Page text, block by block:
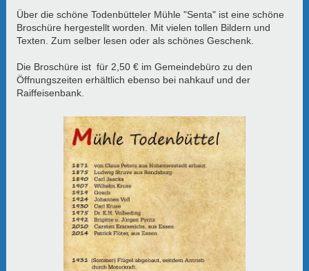
Über die schöne Todenbütteler Mühle "Senta" ist eine schöne
Broschüre hergestellt worden. Mit vielen tollen Bildern und
Texten. Zum selber lesen oder als schönes Geschenk.
Die Broschüre ist für 2,50 € im Gemeindebüro zu den
Öffnungszeiten erhältlich ebenso bei nahkauf und der
Raiffeisenbank.